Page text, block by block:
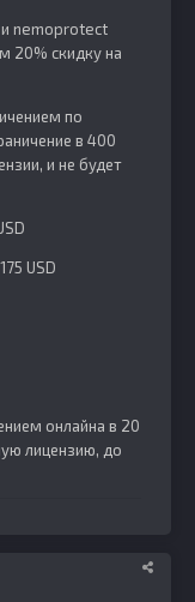
и nemoprotect
20% скидку на
по
в 400
и не будет
USD
онлайна в 20
лицензию, до